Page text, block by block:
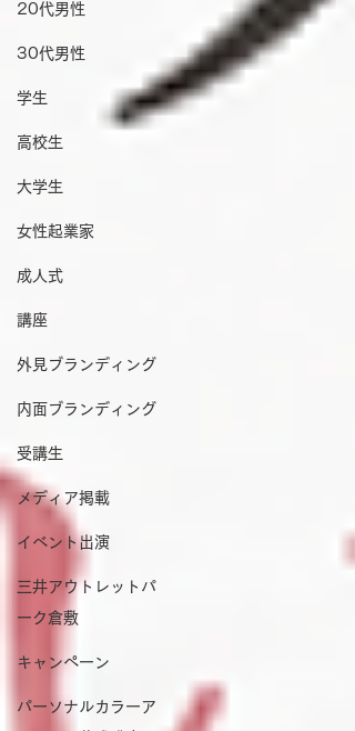
20代男性
30代男性
学生
高校生
大学生
女性起業家
成人式
講座
外見ブランディング
内面ブランディング
受講生
メディア掲載
イベント出演
三井アウトレットパ
ーク倉敷
キャンペーン
パーソナルカラーア